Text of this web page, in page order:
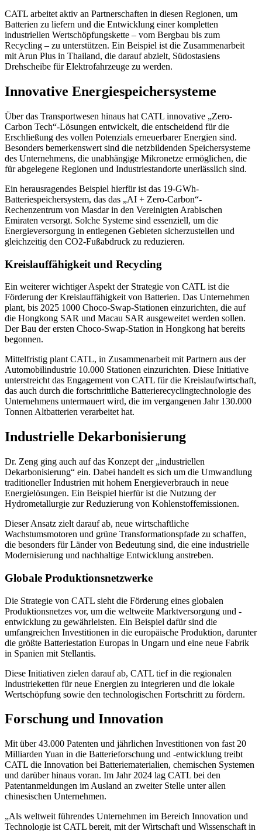
CATL arbeitet aktiv an Partnerschaften in diesen Regionen, um
Batterien zu liefern und die Entwicklung einer kompletten
industriellen Wertschöpfungskette – vom Bergbau bis zum
Recycling – zu unterstützen. Ein Beispiel ist die Zusammenarbeit
mit Arun Plus in Thailand, die darauf abzielt, Südostasiens
Drehscheibe für Elektrofahrzeuge zu werden.
Innovative Energiespeichersysteme
Über das Transportwesen hinaus hat CATL innovative „Zero-
Carbon Tech“-Lösungen entwickelt, die entscheidend für die
Erschließung des vollen Potenzials erneuerbarer Energien sind.
Besonders bemerkenswert sind die netzbildenden Speichersysteme
des Unternehmens, die unabhängige Mikronetze ermöglichen, die
für abgelegene Regionen und Industriestandorte unerlässlich sind.
Ein herausragendes Beispiel hierfür ist das 19-GWh-
Batteriespeichersystem, das das „AI + Zero-Carbon“-
Rechenzentrum von Masdar in den Vereinigten Arabischen
Emiraten versorgt. Solche Systeme sind essenziell, um die
Energieversorgung in entlegenen Gebieten sicherzustellen und
gleichzeitig den CO2-Fußabdruck zu reduzieren.
Kreislauffähigkeit und Recycling
Ein weiterer wichtiger Aspekt der Strategie von CATL ist die
Förderung der Kreislauffähigkeit von Batterien. Das Unternehmen
plant, bis 2025 1000 Choco-Swap-Stationen einzurichten, die auf
die Hongkong SAR und Macau SAR ausgeweitet werden sollen.
Der Bau der ersten Choco-Swap-Station in Hongkong hat bereits
begonnen.
Mittelfristig plant CATL, in Zusammenarbeit mit Partnern aus der
Automobilindustrie 10.000 Stationen einzurichten. Diese Initiative
unterstreicht das Engagement von CATL für die Kreislaufwirtschaft,
das auch durch die fortschrittliche Batterierecyclingtechnologie des
Unternehmens untermauert wird, die im vergangenen Jahr 130.000
Tonnen Altbatterien verarbeitet hat.
Industrielle Dekarbonisierung
Dr. Zeng ging auch auf das Konzept der „industriellen
Dekarbonisierung“ ein. Dabei handelt es sich um die Umwandlung
traditioneller Industrien mit hohem Energieverbrauch in neue
Energielösungen. Ein Beispiel hierfür ist die Nutzung der
Hydrometallurgie zur Reduzierung von Kohlenstoffemissionen.
Dieser Ansatz zielt darauf ab, neue wirtschaftliche
Wachstumsmotoren und grüne Transformationspfade zu schaffen,
die besonders für Länder von Bedeutung sind, die eine industrielle
Modernisierung und nachhaltige Entwicklung anstreben.
Globale Produktionsnetzwerke
Die Strategie von CATL sieht die Förderung eines globalen
Produktionsnetzes vor, um die weltweite Marktversorgung und -
entwicklung zu gewährleisten. Ein Beispiel dafür sind die
umfangreichen Investitionen in die europäische Produktion, darunter
die größte Batteriestation Europas in Ungarn und eine neue Fabrik
in Spanien mit Stellantis.
Diese Initiativen zielen darauf ab, CATL tief in die regionalen
Industrieketten für neue Energien zu integrieren und die lokale
Wertschöpfung sowie den technologischen Fortschritt zu fördern.
Forschung und Innovation
Mit über 43.000 Patenten und jährlichen Investitionen von fast 20
Milliarden Yuan in die Batterieforschung und -entwicklung treibt
CATL die Innovation bei Batteriematerialien, chemischen Systemen
und darüber hinaus voran. Im Jahr 2024 lag CATL bei den
Patentanmeldungen im Ausland an zweiter Stelle unter allen
chinesischen Unternehmen.
„Als weltweit führendes Unternehmen im Bereich Innovation und
Technologie ist CATL bereit, mit der Wirtschaft und Wissenschaft in